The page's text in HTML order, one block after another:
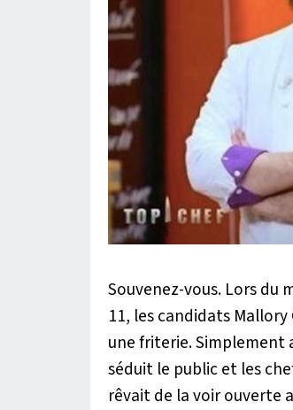
Souvenez-vous. Lors du
11, les candidats
une friterie.
séduit le public et les
rêvait de la voir ouverte